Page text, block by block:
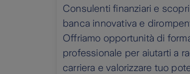
Consulenti finanziari e
banca innovativa e
Offriamo opportunità di
professionale per aiutarti a
carriera e valorizzare tuo